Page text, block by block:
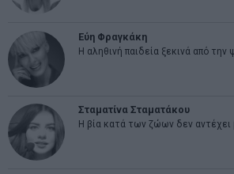
Εύη Φραγκάκη
Η αληθινή παιδεία ξεκινά από την
Σταματίνα Σταματάκου
Η βία κατά των ζώων δεν αντέχει